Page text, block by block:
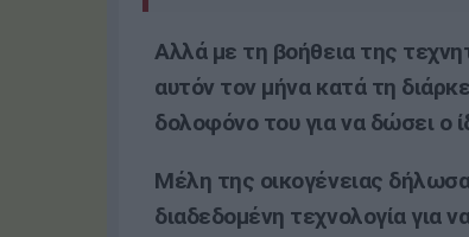
Αλλά με τη βοήθεια της
αυτόν τον μήνα κατά τη
δολοφόνο του για να δώσει ο
Μέλη της οικογένειας
διαδεδομένη τεχνολογία για